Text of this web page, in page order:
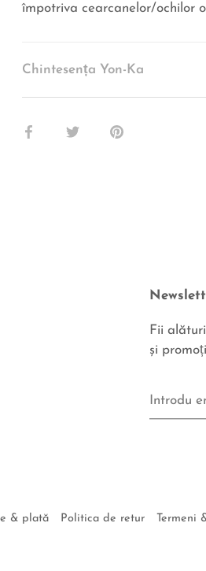
împotriva cearcanelor/ochilor
Chintesența Yon-Ka
Share
Share
Pin
Fii
Fii
şi
& plată Politica de retur Termeni